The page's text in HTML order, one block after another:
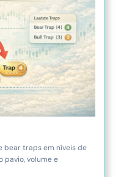
bear traps em níveis de
pavio, volume e